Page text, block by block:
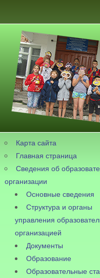
Карта сайта
Главная страница
Сведения об
организации
Основные сведения
Структура и органы
управления
организацией
Документы
Образование
Образовательные